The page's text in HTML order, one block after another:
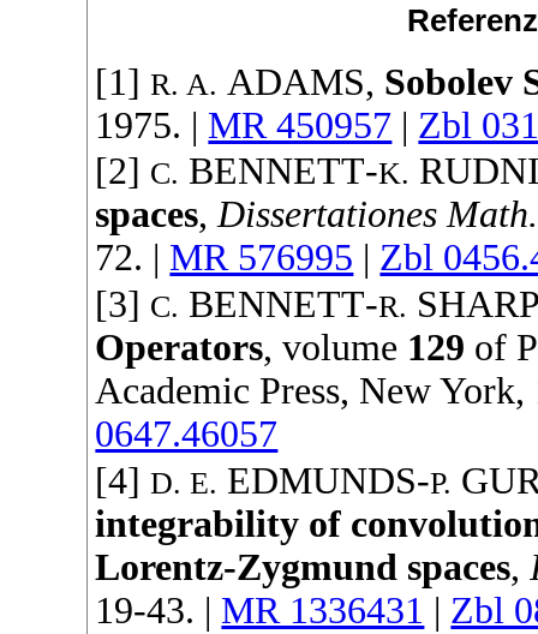
[1]R. A. ADAMS, Sobolev
1975. | MR 450957 | Zbl
[2] C. BENNETT-K.
spaces,Dissertationes
72. | MR 576995 | Zbl
[3] C. BENNETT-R.
Operators, volume 129 of
Academic Press, New York,
0647.46057
[4]D. E. EDMUNDS-P.
integrability of
Lorentz-Zygmund spaces,
19-43. | MR 1336431 | Zbl